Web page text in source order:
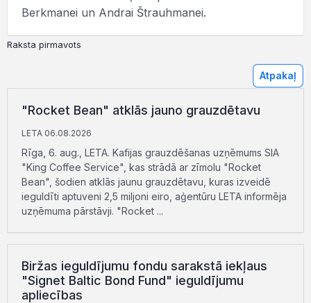
Berkmanei un Andrai Štrauhmanei.
Raksta pirmavots
Atpakaļ
"Rocket Bean" atklās jauno grauzdētavu
LETA 06.08.2026
Rīga, 6. aug., LETA. Kafijas grauzdēšanas uzņēmums SIA
"King Coffee Service", kas strādā ar zīmolu "Rocket
Bean", šodien atklās jaunu grauzdētavu, kuras izveidē
ieguldīti aptuveni 2,5 miljoni eiro, aģentūru LETA informēja
uzņēmuma pārstāvji. "Rocket ...
Biržas ieguldījumu fondu sarakstā iekļaus
"Signet Baltic Bond Fund" ieguldījumu
apliecības